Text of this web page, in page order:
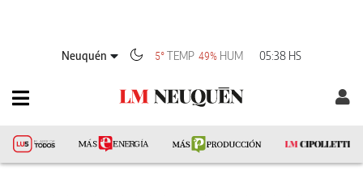
Neuquén 5°TEMP 49% HUM 05:38 HS